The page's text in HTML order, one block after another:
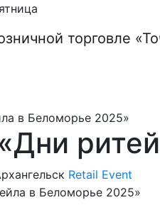
в Беломорье 2025»
Retail Event